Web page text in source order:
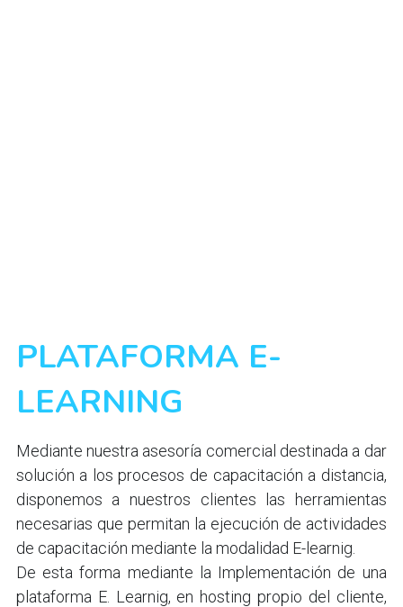
PLATAFORMA E-
LEARNING
Mediante nuestra asesoría comercial destinada a dar
solución a los procesos de capacitación a distancia,
disponemos a nuestros clientes las herramientas
necesarias que permitan la ejecución de actividades
de capacitación mediante la modalidad E-learnig.
De esta forma mediante la Implementación de una
plataforma E. Learnig, en hosting propio del cliente,